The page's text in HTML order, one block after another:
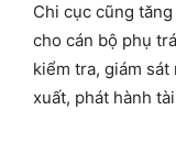
Chi cục cũng
cho cán bộ phụ
kiểm tra, giám sát
xuất, phát hành